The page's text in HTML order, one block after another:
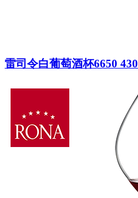
雷司令白葡萄酒杯6650 430